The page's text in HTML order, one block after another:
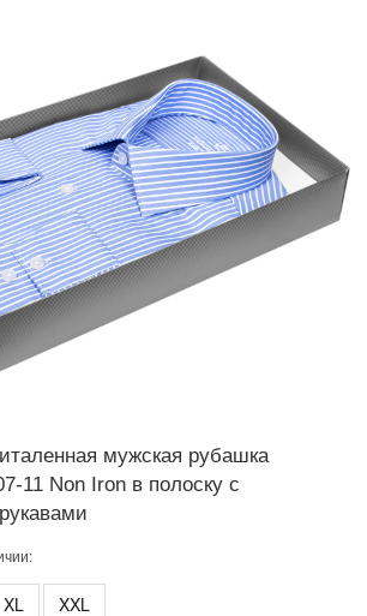
мужская рубашка
11 Non Iron в полоску с
XL XXL